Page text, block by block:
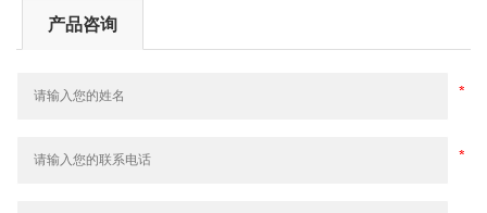
产品咨询